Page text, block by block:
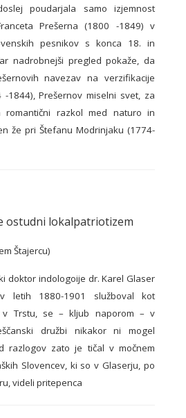
poudarjala samo izjemnost
Prešerna (1800 -1849) v
pesnikov s konca 18. in
nadrobnejši pregled pokaže, da
navezav na verzifikacije
-1844), Prešernov miselni svet, za
romantični razkol med naturo in
že pri Štefanu Modrinjaku (1774-
ostudni lokalpatriotizem
Štajercu)
doktor indologoije dr. Karel Glaser
letih 1880-1901 služboval kot
v Trstu, se – kljub naporom – v
družbi nikakor ni mogel
razlogov zato je tičal v močnem
Slovencev, ki so v Glaserju, po
videli pritepenca